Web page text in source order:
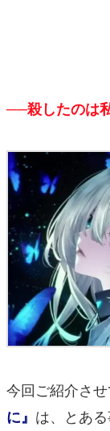
その他
運営：株式会社
──殺したのは
今回ご紹介させ
に』 は、とあ